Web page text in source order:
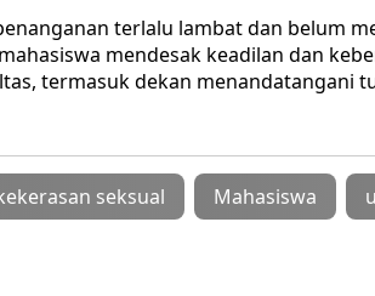
terlalu lambat dan belum
mendesak keadilan dan
termasuk dekan menandatangani
seksual Mahasiswa